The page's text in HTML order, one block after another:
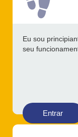
Eu sou
seu
Entrar